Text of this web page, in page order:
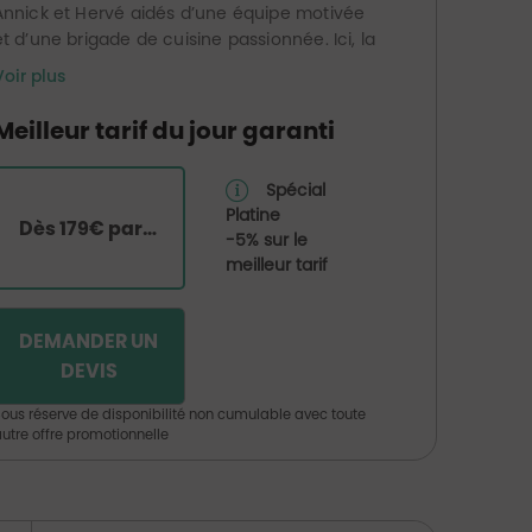
et Hervé aidés d’une équipe motivée
d’une brigade de cuisine passionnée. Ici, la
du décor égale celle de l’accueil.
montagne, à la fois convivial et
vous accompagne tout au long
votre séjour, été comme hiver. Profitez de
cosy de cet hôtel chalet à
avec espace détente et piscine
jacuzzi, sauna, hammam pour vous
en toute quiétude à la montagne.
plus
tarif du jour garanti
Dès 179€ par chambre
Spécial
Platine
-5% sur le
meilleur tarif
DEMANDER UN
DEVIS
réserve de disponibilité non cumulable avec toute
offre promotionnelle